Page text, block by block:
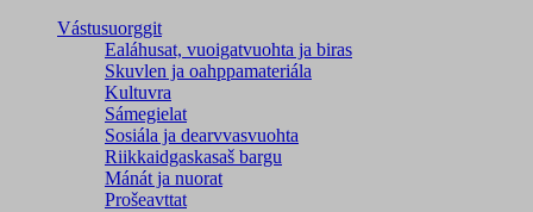
Vástusuorggit
Ealáhusat, vuoigatvuohta ja biras
Skuvlen ja oahppamateriála
Kultuvra
Sámegielat
Sosiála ja dearvvasvuohta
Riikkaidgaskasaš bargu
Mánát ja nuorat
Prošeavttat